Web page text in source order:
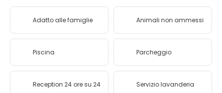
Adatto alle famiglie Animali non ammessi
Piscina Parcheggio
Reception 24 ore su 24 Servizio lavanderia